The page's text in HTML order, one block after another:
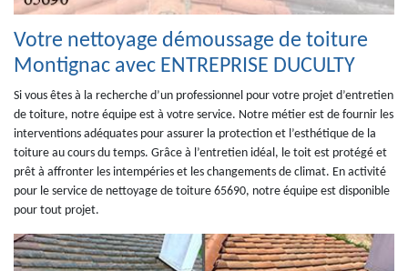
Votre nettoyage démoussage de toiture
Montignac avec ENTREPRISE DUCULTY
Si vous êtes à la recherche d’un professionnel pour votre projet d’entretien
de toiture, notre équipe est à votre service. Notre métier est de fournir les
interventions adéquates pour assurer la protection et l’esthétique de la
toiture au cours du temps. Grâce à l’entretien idéal, le toit est protégé et
prêt à affronter les intempéries et les changements de climat. En activité
pour le service de nettoyage de toiture 65690, notre équipe est disponible
pour tout projet.